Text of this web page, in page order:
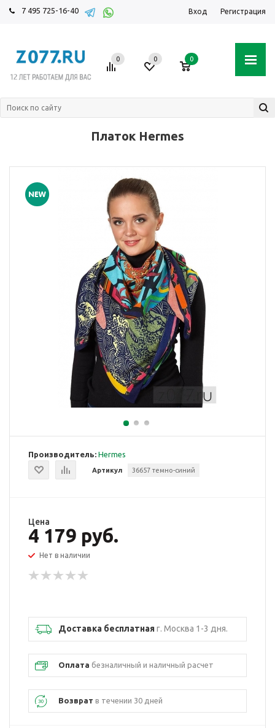
7 495 725-16-40 Вход Регистрация
0 0 0
Платок Hermes
Производитель: Hermes
Артикул 36657 темно-синий
Цена
4 179 руб.
Нет в наличии
Доставка бесплатнаяг. Москва 1-3 дня.
Оплата безналичный и наличный расчет
Возврат в течении 30 дней